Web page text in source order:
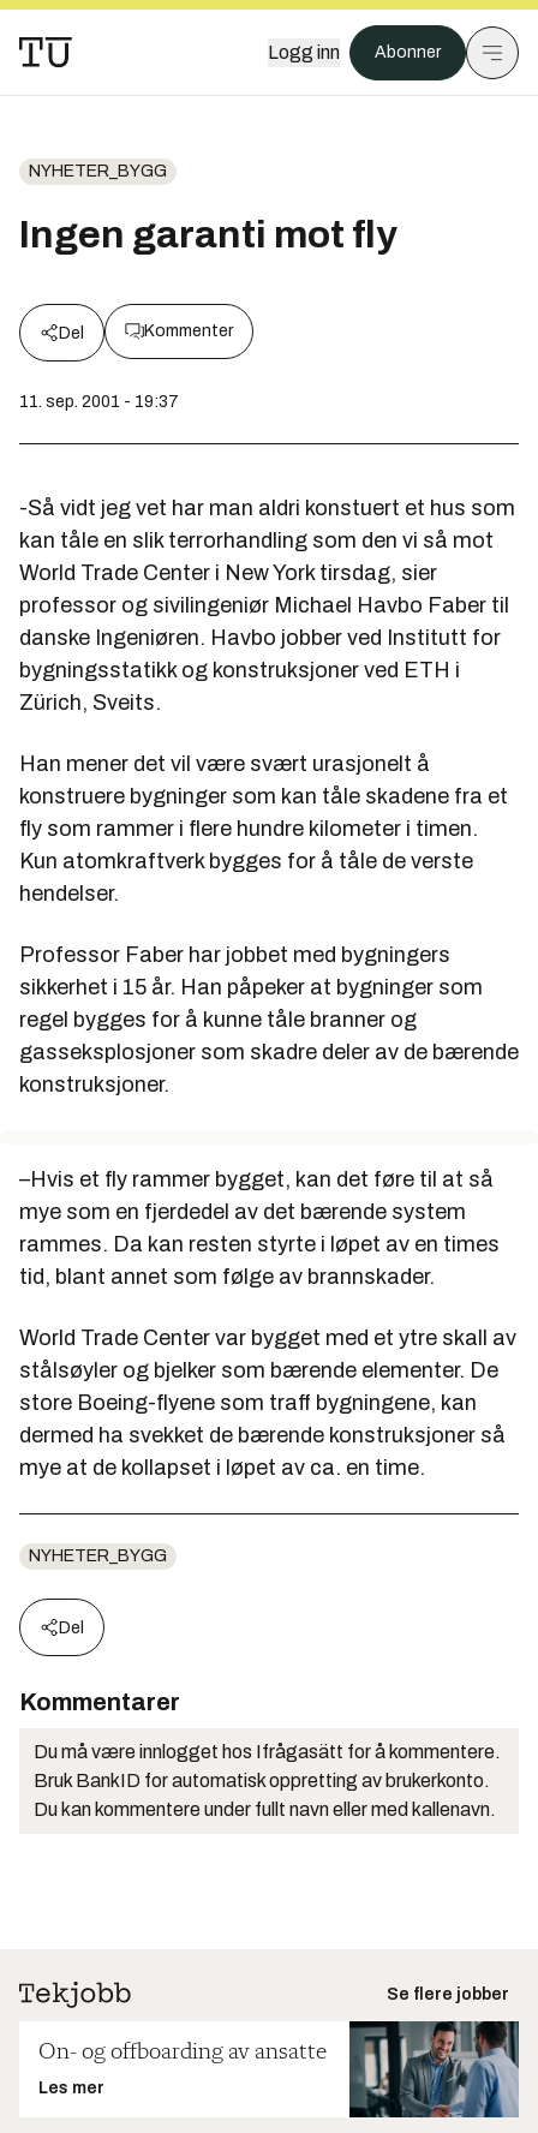
Logg inn Abonner
NYHETER_BYGG
Ingen garanti mot fly
Del Kommenter
11. sep. 2001 - 19:37
-Så vidt jeg vet har man aldri konstuert et hus som
kan tåle en slik terrorhandling som den vi så mot
World Trade Center i New York tirsdag, sier
professor og sivilingeniør Michael Havbo Faber til
danske Ingeniøren. Havbo jobber ved Institutt for
bygningsstatikk og konstruksjoner ved ETH i
Zürich, Sveits.
Han mener det vil være svært urasjonelt å
konstruere bygninger som kan tåle skadene fra et
fly som rammer i flere hundre kilometer i timen.
Kun atomkraftverk bygges for å tåle de verste
hendelser.
Professor Faber har jobbet med bygningers
sikkerhet i 15 år. Han påpeker at bygninger som
regel bygges for å kunne tåle branner og
gasseksplosjoner som skadre deler av de bærende
konstruksjoner.
–Hvis et fly rammer bygget, kan det føre til at så
mye som en fjerdedel av det bærende system
rammes. Da kan resten styrte i løpet av en times
tid, blant annet som følge av brannskader.
World Trade Center var bygget med et ytre skall av
stålsøyler og bjelker som bærende elementer. De
store Boeing-flyene som traff bygningene, kan
dermed ha svekket de bærende konstruksjoner så
mye at de kollapset i løpet av ca. en time.
NYHETER_BYGG
Del
Kommentarer
Du må være innlogget hos Ifrågasätt for å kommentere.
Bruk BankID for automatisk oppretting av brukerkonto.
Du kan kommentere under fullt navn eller med kallenavn.
Se flere jobber
On- og offboarding av ansatte
Les mer